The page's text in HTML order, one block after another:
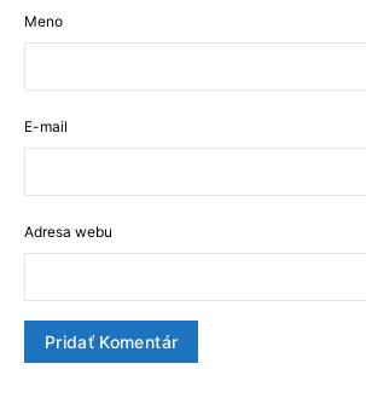
Meno
E-mail
Adresa webu